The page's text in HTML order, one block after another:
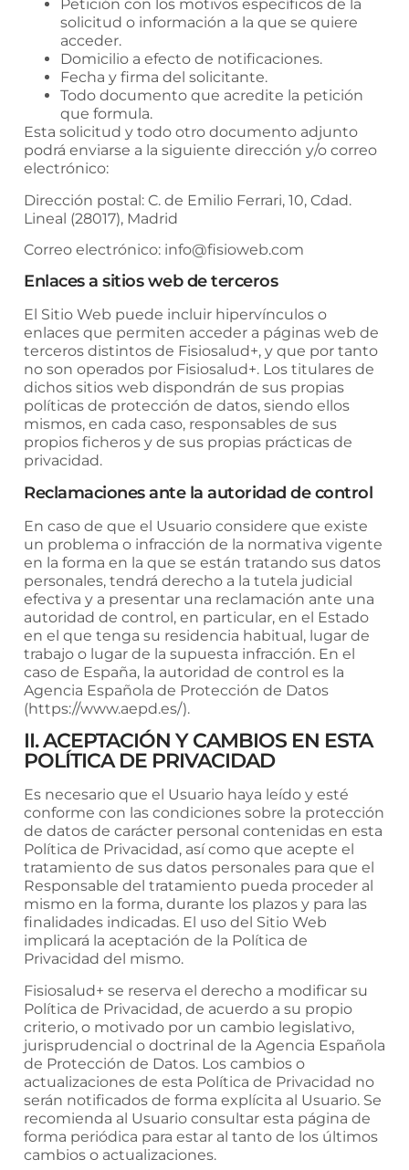
Petición con los motivos específicos de la
solicitud o información a la que se quiere
acceder.
Domicilio a efecto de notificaciones.
Fecha y firma del solicitante.
Todo documento que acredite la petición
que formula.
Esta solicitud y todo otro documento adjunto
podrá enviarse a la siguiente dirección y/o correo
electrónico:
Dirección postal: C. de Emilio Ferrari, 10, Cdad.
Lineal (28017), Madrid
Correo electrónico: info@fisioweb.com
Enlaces a sitios web de terceros
El Sitio Web puede incluir hipervínculos o
enlaces que permiten acceder a páginas web de
terceros distintos de Fisiosalud+, y que por tanto
no son operados por Fisiosalud+. Los titulares de
dichos sitios web dispondrán de sus propias
políticas de protección de datos, siendo ellos
mismos, en cada caso, responsables de sus
propios ficheros y de sus propias prácticas de
privacidad.
Reclamaciones ante la autoridad de control
En caso de que el Usuario considere que existe
un problema o infracción de la normativa vigente
en la forma en la que se están tratando sus datos
personales, tendrá derecho a la tutela judicial
efectiva y a presentar una reclamación ante una
autoridad de control, en particular, en el Estado
en el que tenga su residencia habitual, lugar de
trabajo o lugar de la supuesta infracción. En el
caso de España, la autoridad de control es la
Agencia Española de Protección de Datos
(https://www.aepd.es/).
II. ACEPTACIÓN Y CAMBIOS EN ESTA
POLÍTICA DE PRIVACIDAD
Es necesario que el Usuario haya leído y esté
conforme con las condiciones sobre la protección
de datos de carácter personal contenidas en esta
Política de Privacidad, así como que acepte el
tratamiento de sus datos personales para que el
Responsable del tratamiento pueda proceder al
mismo en la forma, durante los plazos y para las
finalidades indicadas. El uso del Sitio Web
implicará la aceptación de la Política de
Privacidad del mismo.
Fisiosalud+ se reserva el derecho a modificar su
Política de Privacidad, de acuerdo a su propio
criterio, o motivado por un cambio legislativo,
jurisprudencial o doctrinal de la Agencia Española
de Protección de Datos. Los cambios o
actualizaciones de esta Política de Privacidad no
serán notificados de forma explícita al Usuario. Se
recomienda al Usuario consultar esta página de
forma periódica para estar al tanto de los últimos
cambios o actualizaciones.